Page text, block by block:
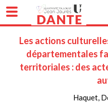
Les actions
départementales
territoriales : des
Haquet,